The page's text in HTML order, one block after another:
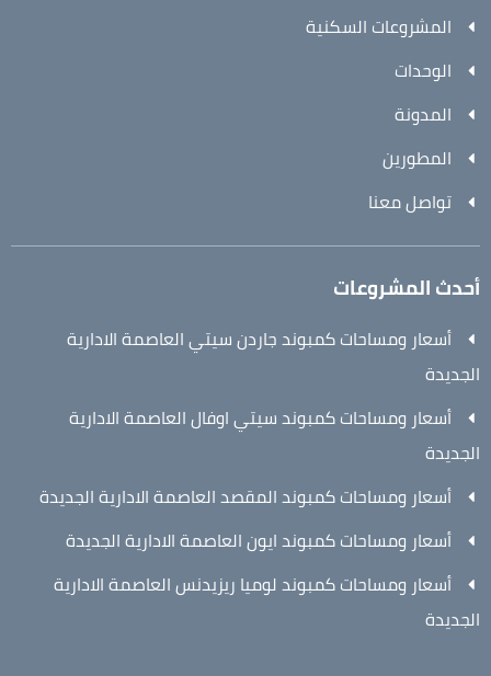
المشروعات السكنية
الوحدات
المدونة
المطورين
تواصل معنا
أحدث المشروعات
أسعار ومساحات كمبوند جاردن سيتي العاصمة الادارية
الجديدة
أسعار ومساحات كمبوند سيتي اوفال العاصمة الادارية
الجديدة
أسعار ومساحات كمبوند المقصد العاصمة الادارية الجديدة
أسعار ومساحات كمبوند ايون العاصمة الادارية الجديدة
أسعار ومساحات كمبوند لوميا ريزيدنس العاصمة الادارية
الجديدة